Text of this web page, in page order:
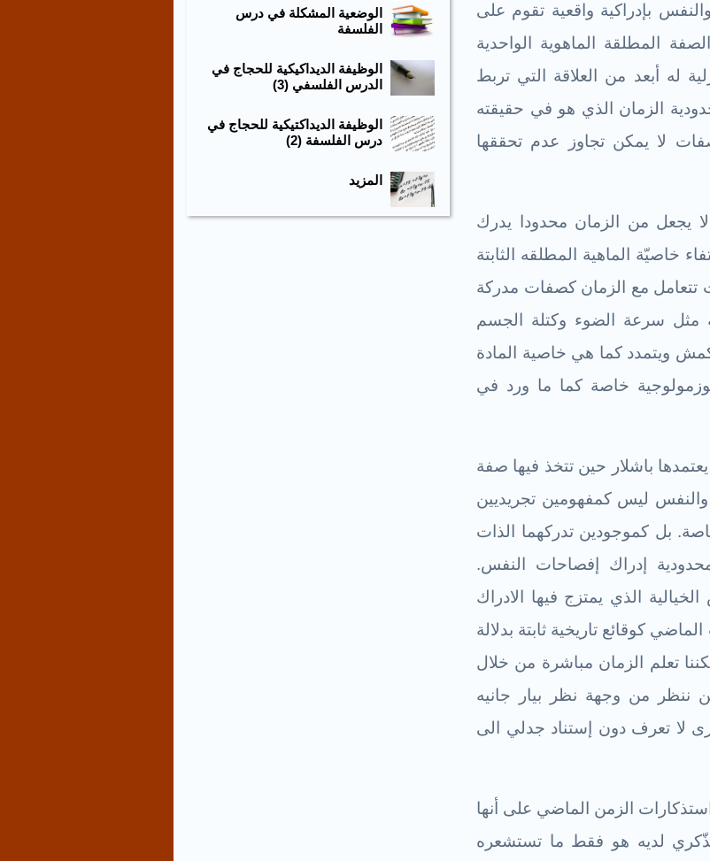
بإدراكية واقعية تقوم على
المطلقة الماهوية الواحدية
له أبعد من العلاقة التي تربط
الزمان الذي هو في حقيقته
لا يمكن تجاوز عدم تحققها
لا يجعل من الزمان محدودا يدرك
خاصيّة الماهية المطلقه الثابتة
تتعامل مع الزمان كصفات مدركة
مثل سرعة الضوء وكتلة الجسم
ويتمدد كما هي خاصية المادة
خاصة كما ما ورد في
باشلار حين تتخذ فيها صفة
والنفس ليس كمفهومين تجريديين
بل كموجودين تدركهما الذات
إدراك إفصاحات النفس.
الذي يمتزج فيها الادراك
كوقائع تاريخية ثابتة بدلالة
تعلم الزمان مباشرة من خلال
ننظر من وجهة نظر بيار جانيه
لا تعرف دون إستناد جدلي الى
استذكارات الزمن الماضي على أنها
لديه هو فقط ما تستشعره
الوضعية المشكلة في درس
الفلسفة
الوظيفة الديداكيكية للحجاج في
الدرس الفلسفي (3)
الوظيفة الديداكتيكية للحجاج في
درس الفلسفة (2)
المزيد